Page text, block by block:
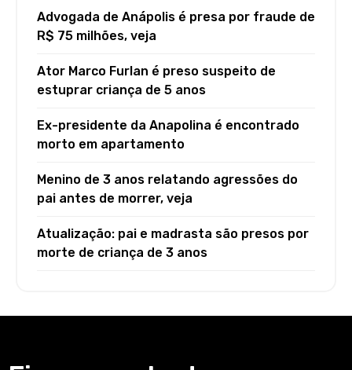
Advogada de Anápolis é presa por fraude de
R$ 75 milhões, veja
Ator Marco Furlan é preso suspeito de
estuprar criança de 5 anos
Ex-presidente da Anapolina é encontrado
morto em apartamento
Menino de 3 anos relatando agressões do
pai antes de morrer, veja
Atualização: pai e madrasta são presos por
morte de criança de 3 anos